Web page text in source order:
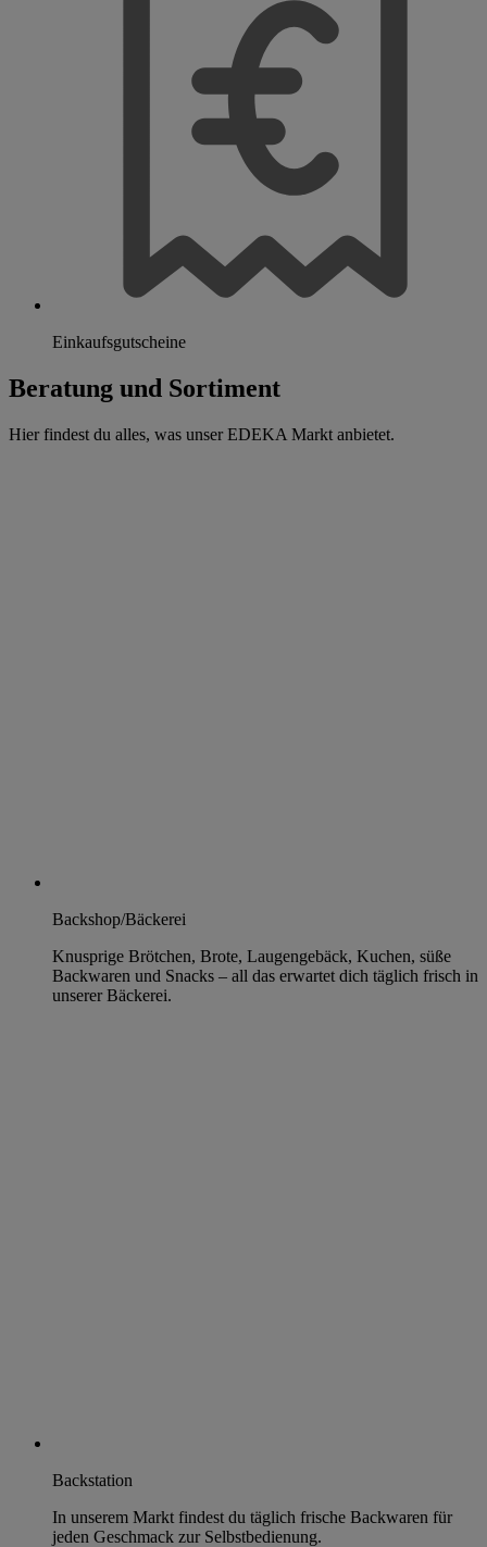
Einkaufsgutscheine
Beratung und Sortiment
Hier findest du alles, was unser EDEKA Markt anbietet.
Backshop/Bäckerei
Knusprige Brötchen, Brote, Laugengebäck, Kuchen, süße
Backwaren und Snacks – all das erwartet dich täglich frisch in
unserer Bäckerei.
Backstation
In unserem Markt findest du täglich frische Backwaren für
jeden Geschmack zur Selbstbedienung.